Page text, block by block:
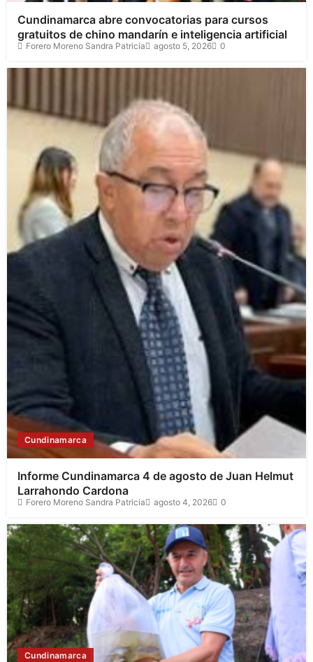
Cundinamarca abre convocatorias para cursos
gratuitos de chino mandarín e inteligencia artificial
Forero Moreno Sandra Patricia agosto 5, 2026 0
Cundinamarca
Informe Cundinamarca 4 de agosto de Juan Helmut
Larrahondo Cardona
Forero Moreno Sandra Patricia agosto 4, 2026 0
Cundinamarca